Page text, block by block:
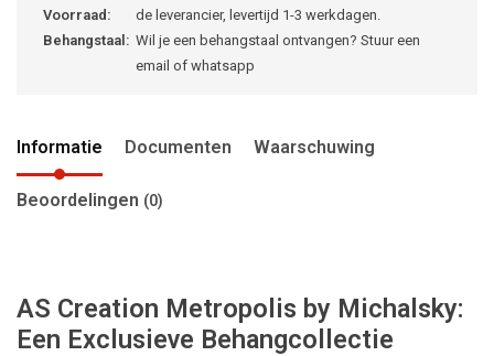
Voorraad:
de leverancier, levertijd 1-3 werkdagen.
Behangstaal: Wil je een behangstaal ontvangen? Stuur een
email of whatsapp
Informatie Documenten Waarschuwing
Beoordelingen (0)
AS Creation Metropolis by Michalsky:
Een Exclusieve Behangcollectie